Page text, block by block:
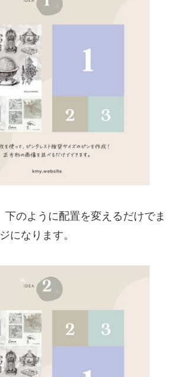
のように配置を変えるだけでま
になります。